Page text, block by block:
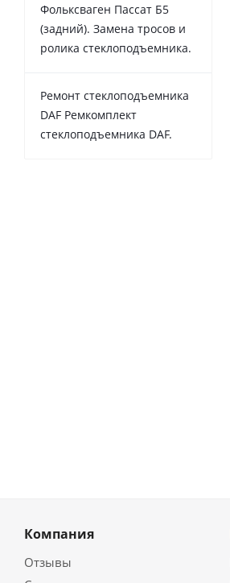
Фольксваген Пассат Б5
(задний). Замена тросов и
ролика стеклоподъемника.
Ремонт стеклоподъемника
DAF Ремкомплект
стеклоподъемника DAF.
Компания
Отзывы